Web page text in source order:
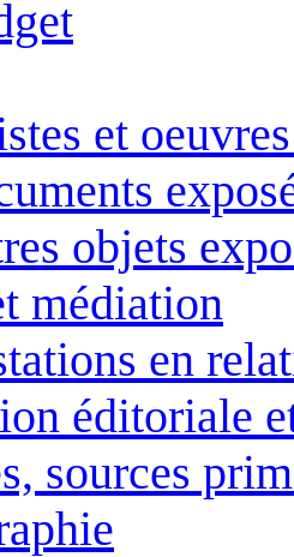
et
objets
médiation
en
éditoriale
sources